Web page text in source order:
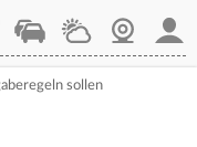
StaupilotWetterWebcam
sollen